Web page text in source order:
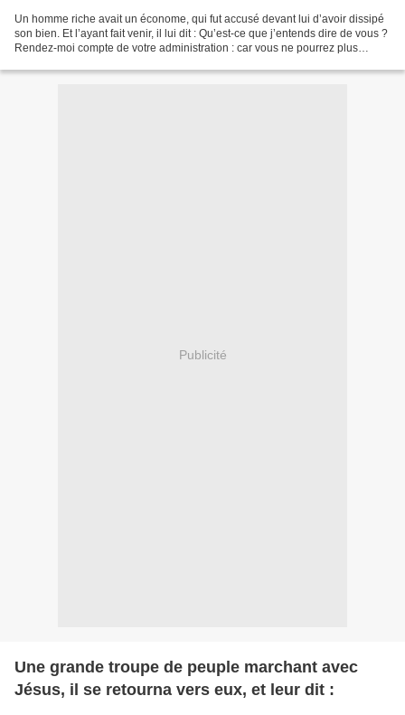
Un homme riche avait un économe, qui fut accusé devant lui d’avoir dissipé
son bien. Et l’ayant fait venir, il lui dit : Qu’est-ce que j’entends dire de vous ?
Rendez-moi compte de votre administration : car vous ne pourrez plus
Publicité
Une grande troupe de peuple marchant avec
Jésus, il se retourna vers eux, et leur dit :